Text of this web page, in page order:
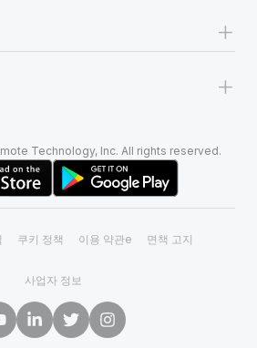
+
+
Technology, Inc. All rights reserved.
쿠키 정책 이용 약관e 면책 고지
사업자 정보